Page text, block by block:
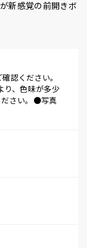
新感覚の前開きボ
認ください。
り、色味が多少
ださい。●写真